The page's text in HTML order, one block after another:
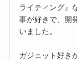
ライティング』
事が好きで、開
いました。
ガジェット好き